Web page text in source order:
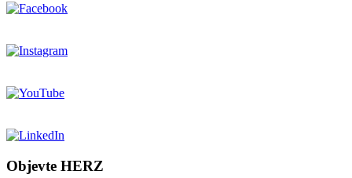
Objevte HERZ